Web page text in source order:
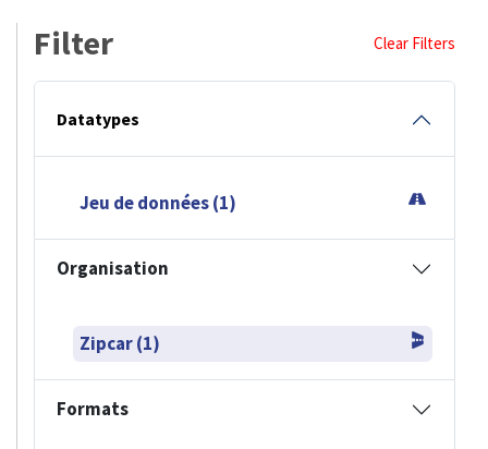
Filter Clear Filters
Datatypes
Jeu de données (1)
Organisation
Zipcar (1)
Formats